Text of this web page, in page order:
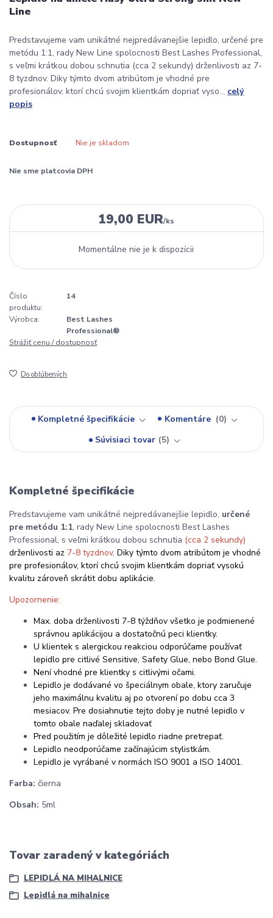
Line
Predstavujeme vam unikátné nejpredávanejšie lepidlo, určené pre
metódu 1:1, rady New Line spolocnosti Best Lashes Professional,
s veľmi krátkou dobou schnutia (cca 2 sekundy) drženlivosti az 7-
8 tyzdnov. Diky týmto dvom atribútom je vhodné pre
profesionálov, ktorí chcú svojim klientkám dopriať vyso... celý
popis
Dostupnosť Nie je skladom
Nie sme platcovia DPH
19,00 EUR/ks
Momentálne nie je k dispozícii
Číslo
produktu:
14
Výrobca:
Best Lashes
Professional®
Strážiť cenu / dostupnosť
Do obľúbených
Kompletné špecifikácie Komentáre
0
Súvisiaci tovar 5
Kompletné špecifikácie
Predstavujeme vam unikátné nejpredávanejšie lepidlo, určené
pre metódu 1:1, rady New Line spolocnosti Best Lashes
Professional, s veľmi krátkou dobou schnutia (cca 2 sekundy)
drženlivosti az 7-8 tyzdnov. Diky týmto dvom atribútom je vhodné
pre profesionálov, ktorí chcú svojim klientkám dopriať vysokú
kvalitu zároveň skrátit dobu aplikácie.
Upozornenie:
Max. doba drženlivosti 7-8 týždňov všetko je podmienené
správnou aplikácijou a dostatočnú peci klientky.
U klientek s alergickou reakciou odporúčame používať
lepidlo pre citlivé Sensitive, Safety Glue, nebo Bond Glue.
Není vhodné pre klientky s citlivými očami.
Lepidlo je dodávané vo špeciálnym obale, ktory zaručuje
jeho maximálnu kvalitu aj po otvorení po dobu cca 3
mesiacov. Pre dosiahnutie tejto doby je nutné lepidlo v
tomto obale naďalej skladovať
Pred použitím je dôležité lepidlo riadne pretrepať.
Lepidlo neodporúčame začínajúcim stylistkám.
Lepidlo je vyrábané v normách ISO 9001 a ISO 14001.
Farba: čierna
Obsah: 5ml
Tovar zaradený v kategóriách
LEPIDLÁ NA MIHALNICE
Lepidlá na mihalnice